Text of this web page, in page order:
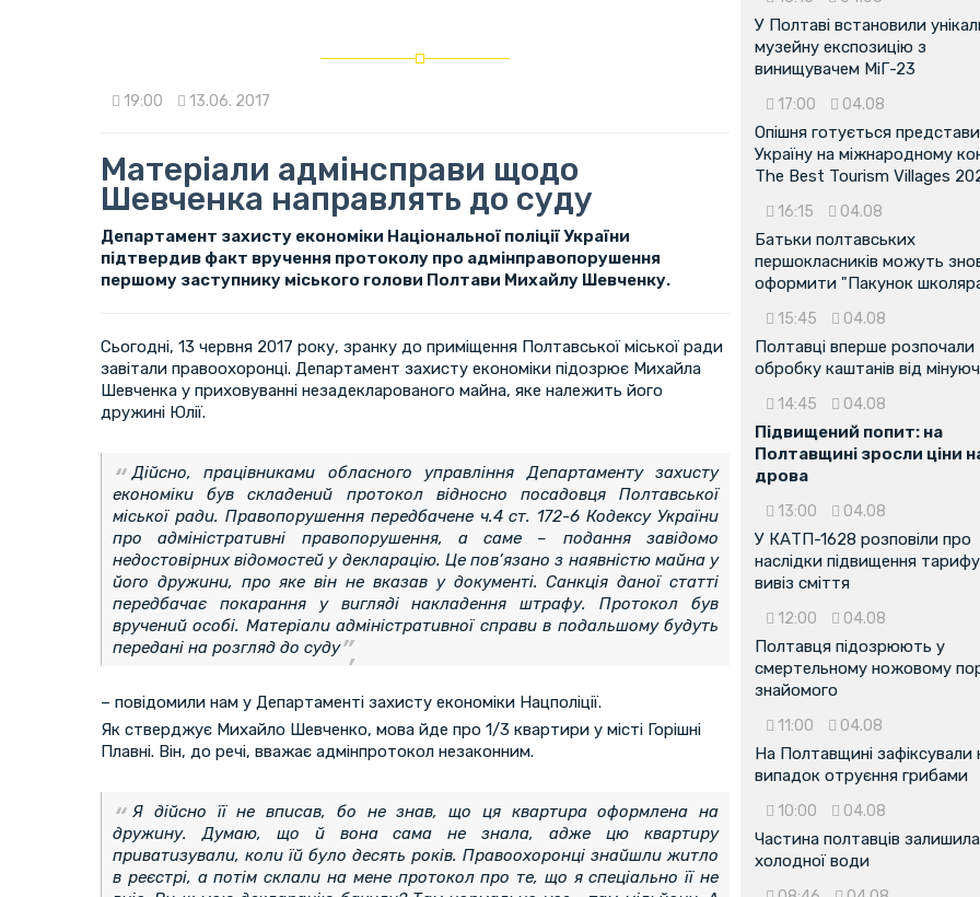
19:00 13.06. 2017
Матеріали адмінсправи щодо
Шевченка направлять до суду
Департамент захисту економіки Національної поліції України
підтвердив факт вручення протоколу про адмінправопорушення
першому заступнику міського голови Полтави Михайлу Шевченку.
Сьогодні, 13 червня 2017 року, зранку до приміщення Полтавської міської ради
завітали правоохоронці. Департамент захисту економіки підозрює Михайла
Шевченка у приховуванні незадекларованого майна, яке належить його
дружині Юлії.
Дійсно, працівниками обласного управління Департаменту захисту
економіки був складений протокол відносно посадовця Полтавської
міської ради. Правопорушення передбачене ч.4 ст. 172-6 Кодексу України
про адміністративні правопорушення, а саме – подання завідомо
недостовірних відомостей у декларацію. Це пов’язано з наявністю майна у
його дружини, про яке він не вказав у документі. Санкція даної статті
передбачає покарання у вигляді накладення штрафу. Протокол був
вручений особі. Матеріали адміністративної справи в подальшому будуть
передані на розгляд до суду
– повідомили нам у Департаменті захисту економіки Нацполіції.
Як стверджує Михайло Шевченко, мова йде про 1/3 квартири у місті Горішні
Плавні. Він, до речі, вважає адмінпротокол незаконним.
Я дійсно її не вписав, бо не знав, що ця квартира оформлена на
дружину. Думаю, що й вона сама не знала, адже цю квартиру
приватизували, коли їй було десять років. Правоохоронці знайшли житло
в реєстрі, а потім склали на мене протокол про те, що я спеціально її не
У Полтаві встановили
музейну експозицію з
винищувачем МіГ-23
17:00 04.08
Опішня готується
Україну на міжнародному
The Best Tourism Villages
16:15 04.08
Батьки полтавських
першокласників можуть
оформити "Пакунок
15:45 04.08
Полтавці вперше розпочали
обробку каштанів від
14:45 04.08
Підвищений попит: на
Полтавщині зросли ціни
дрова
13:00 04.08
У КАТП-1628 розповіли про
наслідки підвищення
вивіз сміття
12:00 04.08
Полтавця підозрюють у
смертельному ножовому
знайомого
11:00 04.08
На Полтавщині зафіксували
випадок отруєння грибами
10:00 04.08
Частина полтавців
холодної води